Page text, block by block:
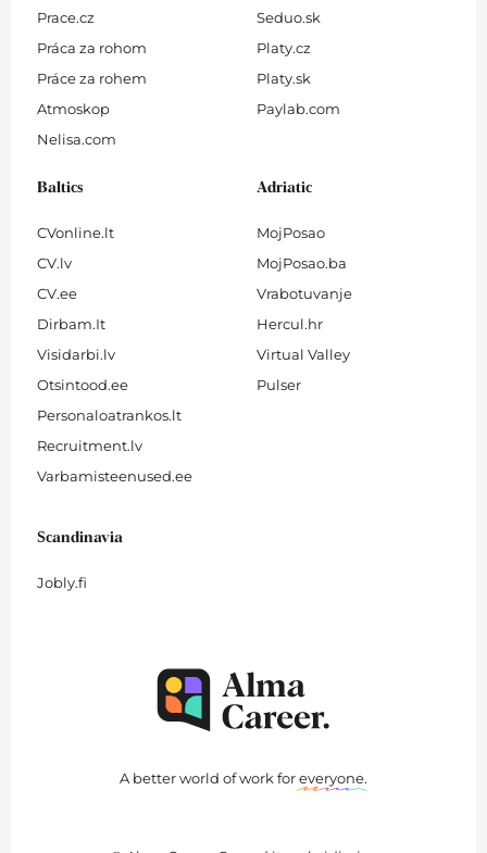
Prace.cz
Práca za rohom
Práce za rohem
Atmoskop
Nelisa.com
Seduo.sk
Platy.cz
Platy.sk
Paylab.com
Baltics
CVonline.lt
CV.lv
CV.ee
Dirbam.It
Visidarbi.lv
Otsintood.ee
Personaloatrankos.lt
Recruitment.lv
Varbamisteenused.ee
Adriatic
MojPosao
MojPosao.ba
Vrabotuvanje
Hercul.hr
Virtual Valley
Pulser
Scandinavia
Jobly.fi
A better world of work foreveryone.